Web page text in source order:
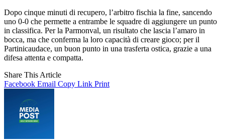
Dopo cinque minuti di recupero, l’arbitro fischia la fine, sancendo
uno 0-0 che permette a entrambe le squadre di aggiungere un punto
in classifica. Per la Parmonval, un risultato che lascia l’amaro in
bocca, ma che conferma la loro capacità di creare gioco; per il
Partinicaudace, un buon punto in una trasferta ostica, grazie a una
difesa attenta e compatta.
Share This Article
Facebook Email Copy Link Print